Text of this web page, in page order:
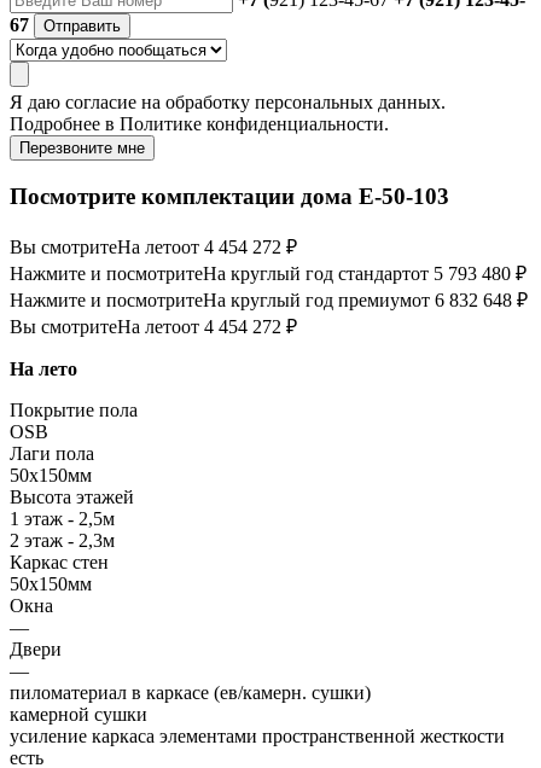
67
Отправить
Я даю согласие на обработку персональных данных.
Подробнее в Политике конфиденциальности.
Перезвоните мне
Посмотрите комплектации дома E-50-103
Вы смотритеНа летоот 4 454 272 ₽
Нажмите и посмотритеНа круглый год стандартот 5 793 480 ₽
Нажмите и посмотритеНа круглый год премиумот 6 832 648 ₽
Вы смотритеНа летоот 4 454 272 ₽
На лето
Покрытие пола
OSB
Лаги пола
50х150мм
Высота этажей
1 этаж - 2,5м
2 этаж - 2,3м
Каркас стен
50х150мм
Окна
—
Двери
—
пиломатериал в каркасе (ев/камерн. сушки)
камерной сушки
усиление каркаса элементами пространственной жесткости
есть